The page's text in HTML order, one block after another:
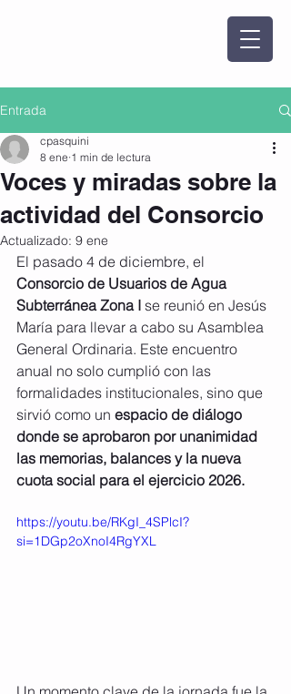
Entrada
Voces y miradas sobre la
actividad del Consorcio
cpasquini
8 ene 1 min de lectura
Actualizado: 9 ene
El pasado 4 de diciembre, el
Consorcio de Usuarios de Agua
Subterránea Zona I se reunió en Jesús
María para llevar a cabo su Asamblea
General Ordinaria. Este encuentro
anual no solo cumplió con las
formalidades institucionales, sino que
sirvió como un espacio de diálogo
donde se aprobaron por unanimidad
las memorias, balances y la nueva
cuota social para el ejercicio 2026.
https://youtu.be/RKgI_4SPlcI?
si=1DGp2oXnoI4RgYXL